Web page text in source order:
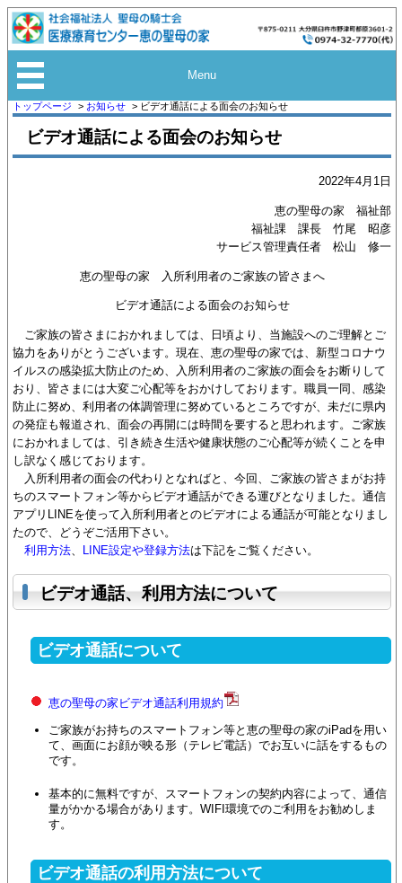
Menu
トップページ お知らせ ビデオ通話による面会のお知らせ
ビデオ通話による面会のお知らせ
2022年4月1日
恵の聖母の家 福祉部
福祉課 課長 竹尾 昭彦
サービス管理責任者 松山 修一
恵の聖母の家 入所利用者のご家族の皆さまへ
ビデオ通話による面会のお知らせ
ご家族の皆さまにおかれましては、日頃より、当施設へのご理解とご
協力をありがとうございます。現在、恵の聖母の家では、新型コロナウ
イルスの感染拡大防止のため、入所利用者のご家族の面会をお断りして
おり、皆さまには大変ご心配等をおかけしております。職員一同、感染
防止に努め、利用者の体調管理に努めているところですが、未だに県内
の発症も報道され、面会の再開には時間を要すると思われます。ご家族
におかれましては、引き続き生活や健康状態のご心配等が続くことを申
し訳なく感じております。
入所利用者の面会の代わりとなればと、今回、ご家族の皆さまがお持
ちのスマートフォン等からビデオ通話ができる運びとなりました。通信
アプリLINEを使って入所利用者とのビデオによる通話が可能となりまし
たので、どうぞご活用下さい。
利用方法、 LINE設定や登録方法は下記をご覧ください。
ビデオ通話、利用方法について
ビデオ通話について
恵の聖母の家ビデオ通話利用規約
ご家族がお持ちのスマートフォン等と恵の聖母の家のiPadを用い
て、画面にお顔が映る形（テレビ電話）でお互いに話をするもの
です。
基本的に無料ですが、スマートフォンの契約内容によって、通信
量がかかる場合があります。WIFI環境でのご利用をお勧めしま
す。
ビデオ通話の利用方法について